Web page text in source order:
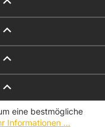
eine bestmögliche
Informationen ...